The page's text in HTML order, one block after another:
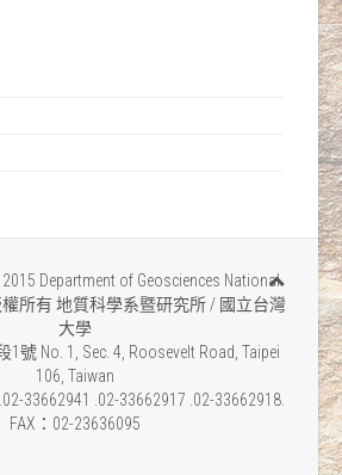
Department of Geosciences National
權所有 地質科學系暨研究所 / 國立台灣
大學
號 No. 1, Sec. 4, Roosevelt Road, Taipei
106, Taiwan
33662941 .02-33662917 .02-33662918.
FAX：02-23636095